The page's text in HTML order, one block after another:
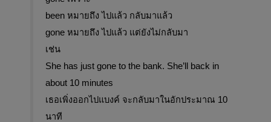
been หมายถึง ไปแล้ว กลับมาแล้ว
gone หมายถึง ไปแล้ว แต่ยังไม่กลับมา
เช่น
She has just gone to the bank. She’ll back in
about 10 minutes
เธอเพิ่งออกไปแบงค์ จะกลับมาในอักประมาณ 10
นาที